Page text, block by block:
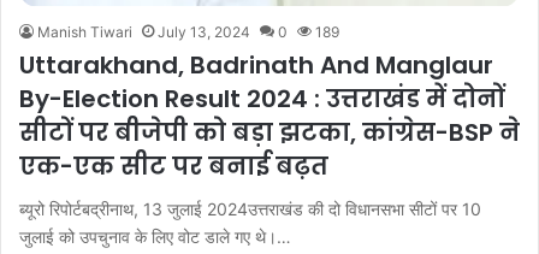
Manish Tiwari July 13, 2024 0 189
Uttarakhand, Badrinath And Manglaur
By-Election Result 2024 : उत्तराखंड में दोनों
सीटों पर बीजेपी को बड़ा झटका, कांग्रेस-BSP ने
एक-एक सीट पर बनाई बढ़त
ब्यूरो रिपोर्टबद्रीनाथ, 13 जुलाई 2024उत्तराखंड की दो विधानसभा सीटों पर 10
जुलाई को उपचुनाव के लिए वोट डाले गए थे।…